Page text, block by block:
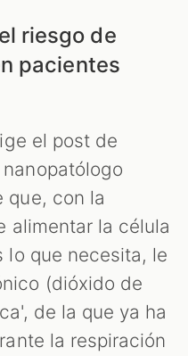
riesgo de
pacientes
el post de
que, con la
alimentar la célula
lo que necesita, le
(dióxido de
de la que ya ha
la respiración